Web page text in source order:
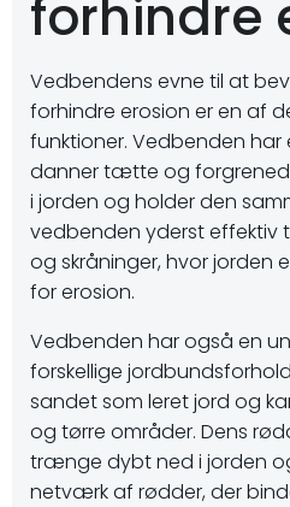
forhindre
Vedbendens evne til at
forhindre erosion er en af
funktioner. Vedbenden
danner tætte og
i jorden og holder den
vedbenden yderst effektiv
og skråninger, hvor jorden
for erosion.
Vedbenden har også en
forskellige
sandet som leret jord og
og tørre områder. Dens
trænge dybt ned i jorden
netværk af rødder, der